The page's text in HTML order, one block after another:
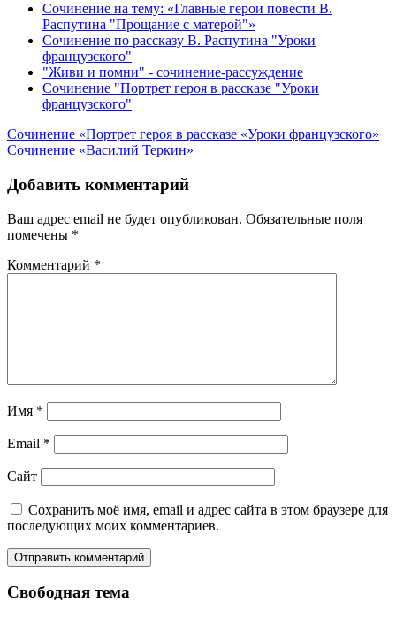
Сочинение на тему: «Главные герои повести В.
Распутина "Прощание с матерой"»
Сочинение по рассказу В. Распутина "Уроки
французского"
"Живи и помни" - сочинение-рассуждение
Сочинение "Портрет героя в рассказе "Уроки
французского"
Навигация
по
записям
Сочинение «Портрет героя в рассказе «Уроки французского»
Сочинение «Василий Теркин»
Добавить комментарий
Ваш адрес email не будет опубликован. Обязательные поля
помечены *
Комментарий *
Имя *
Email *
Сайт
Сохранить моё имя, email и адрес сайта в этом браузере для
последующих моих комментариев.
Свободная тема